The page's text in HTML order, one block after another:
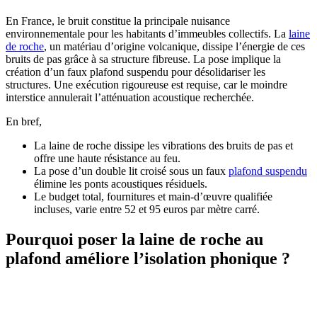
En France, le bruit constitue la principale nuisance
environnementale pour les habitants d’immeubles collectifs. La laine
de roche, un matériau d’origine volcanique, dissipe l’énergie de ces
bruits de pas grâce à sa structure fibreuse. La pose implique la
création d’un faux plafond suspendu pour désolidariser les
structures. Une exécution rigoureuse est requise, car le moindre
interstice annulerait l’atténuation acoustique recherchée.
En bref,
La laine de roche dissipe les vibrations des bruits de pas et
offre une haute résistance au feu.
La pose d’un double lit croisé sous un faux plafond suspendu
élimine les ponts acoustiques résiduels.
Le budget total, fournitures et main-d’œuvre qualifiée
incluses, varie entre 52 et 95 euros par mètre carré.
Pourquoi poser la laine de roche au
plafond améliore l’isolation phonique ?